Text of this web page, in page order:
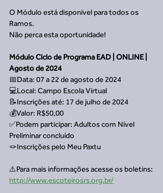
O Módulo está disponível para todos os
Ramos.
Não perca esta oportunidade!
Módulo Ciclo de Programa EAD | ONLINE |
Agosto de 2024
📅Data: 07 a 22 de agosto de 2024
💻Local: Campo Escola Virtual
📝Inscrições até: 17 de julho de 2024
💰Valor: R$50,00
✅Podem participar: Adultos com Nível
Preliminar concluído
🪢Inscrições pelo Meu Paxtu
⚠️Para mais informações acesse os boletins:
http://www.escoteirosrs.org.br/